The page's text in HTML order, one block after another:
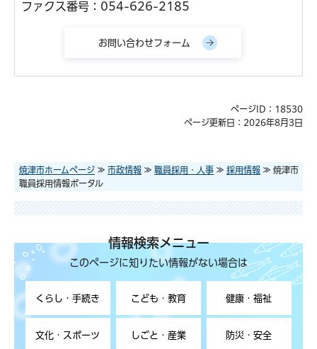
ファクス番号：054-626-2185
ページID：18530
ページ更新日：2026年8月3日
焼津市ホームページ ≫ 市政情報 ≫ 職員採用・人事 ≫ 採用情報 ≫ 焼津市
職員採用情報ポータル
情報検索メニュー
このページに知りたい情報がない場合は
くらし・手続き こども・教育 健康・福祉
文化・スポーツ しごと・産業 防災・安全